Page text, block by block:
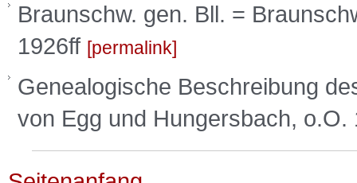
Braunschw. gen. Bll. =
1926ff permalink
Genealogische Beschreibung
von Egg und Hungersbach,